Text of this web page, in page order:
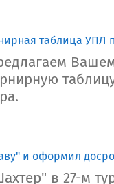
таблица УПЛ
и оформил
в 27-м